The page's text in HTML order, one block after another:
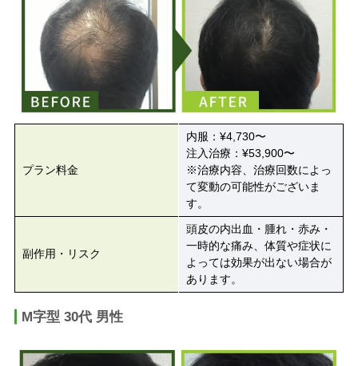
プラン料金
内服：¥4,730〜
注入治療：¥53,900〜
※治療内容、治療回数によっ
て変動の可能性がございま
す。
副作用・リスク
頭皮の内出血・腫れ・赤み・
一時的な痛み、体質や症状に
よっては効果が出ない場合が
あります。
M字型 30代 男性